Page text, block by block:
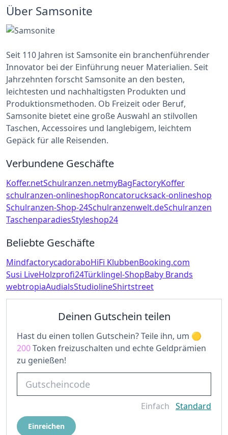
Über Samsonite
Seit 110 Jahren ist Samsonite ein branchenführender
Innovator bei der Einführung neuer Materialien. Seit
Jahrzehnten forscht Samsonite an den besten,
leichtesten und nachhaltigsten Produkten und
Produktionsmethoden. Ob Freizeit oder Beruf,
Samsonite bietet eine große Auswahl an stilvollen
Taschen, Accessoires und langlebigem, leichtem
Gepäck für alle Reisenden.
Verbundene Geschäfte
Koffer.netSchulranzen.netmyBagFactoryKoffer
schulranzen-onlineshopRoncatorucksack-onlineshop
Schulranzen-Shop-24Schulranzenwelt.deSchulranzen
TaschenparadiesStyleshop24
Beliebte Geschäfte
MindfactorycadoraboHiFi KlubbenBooking.com
Susi LiveHolzprofi24Türklingel-ShopBaby Brands
webtropiaAudialsStudiolineShirtstreet
Deinen Gutschein teilen
Hast du einen tollen Gutschein? Teile ihn, um
200Token freizuschalten und echte Geldprämien
zu genießen!
Einfach Standard
Einreichen